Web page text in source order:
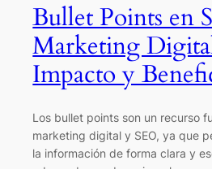
Bullet Points en
Marketing
Impacto y
Los bullet points son un recurso
marketing digital y SEO, ya que
la información de forma clara y